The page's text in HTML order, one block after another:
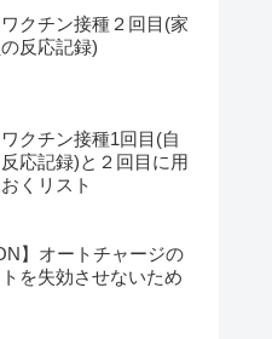
クチン接種２回目(家
反応記録)
クチン接種1回目(自
応記録)と２回目に用
くリスト
】オートチャージの
を失効させないため